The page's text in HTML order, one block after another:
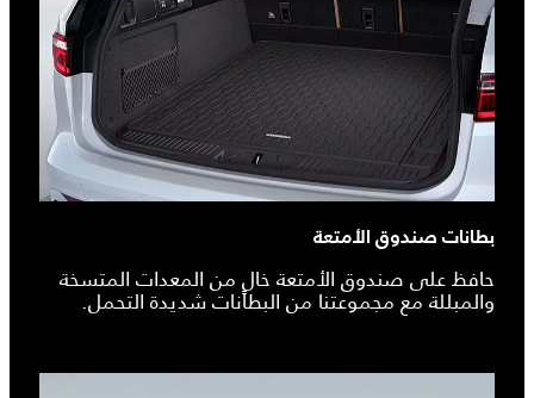
بطانات صندوق الأمتعة
حافظ على صندوق الأمتعة خالٍ من المعدات المتسخة
والمبللة مع مجموعتنا من البطانات شديدة التحمل.